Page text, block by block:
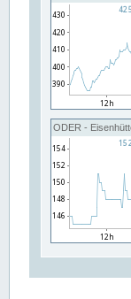
ODER -